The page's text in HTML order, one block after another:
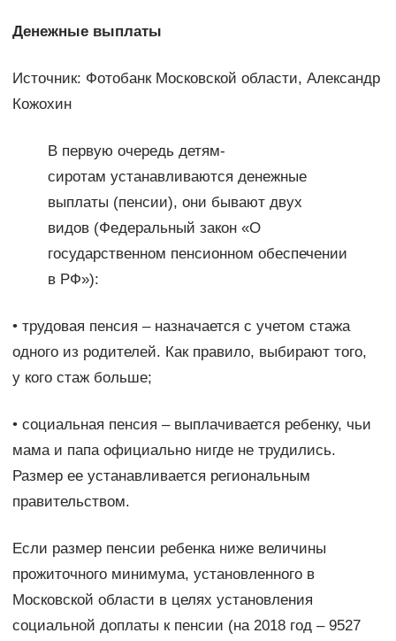
Денежные выплаты
Источник: Фотобанк Московской области, Александр
Кожохин
В первую очередь детям-
сиротам устанавливаются денежные
выплаты (пенсии), они бывают двух
видов (Федеральный закон «О
государственном пенсионном обеспечении
в РФ»):
• трудовая пенсия – назначается с учетом стажа
одного из родителей. Как правило, выбирают того,
у кого стаж больше;
• социальная пенсия – выплачивается ребенку, чьи
мама и папа официально нигде не трудились.
Размер ее устанавливается региональным
правительством.
Если размер пенсии ребенка ниже величины
прожиточного минимума, установленного в
Московской области в целях установления
социальной доплаты к пенсии (на 2018 год – 9527